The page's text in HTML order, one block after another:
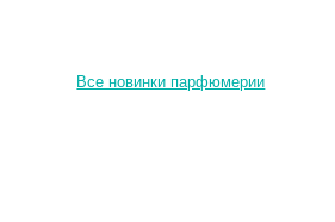
Все новинки парфюмерии